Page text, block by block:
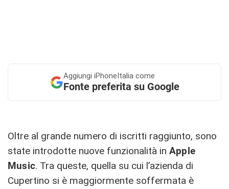
Aggiungi iPhoneItalia come
Fonte preferita su Google
Oltre al grande numero di iscritti raggiunto, sono
state introdotte nuove funzionalità in Apple
Music. Tra queste, quella su cui l’azienda di
Cupertino si è maggiormente soffermata è